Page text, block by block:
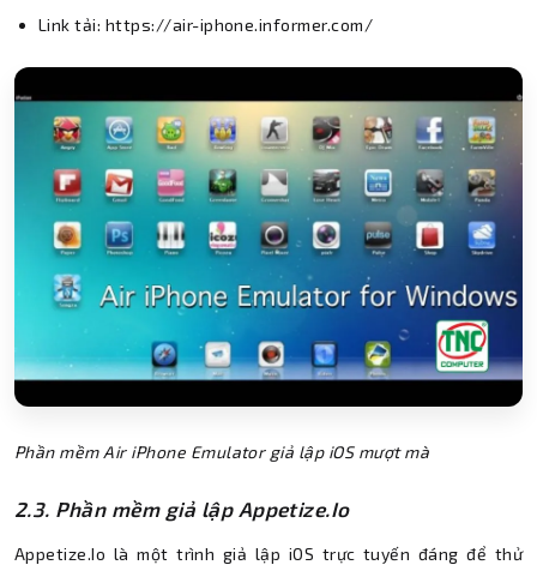
Link tải: https://air-iphone.informer.com/
Phần mềm Air iPhone Emulator giả lập iOS mượt mà
2.3. Phần mềm giả lập Appetize.Io
Appetize.Io là một trình giả lập iOS trực tuyến đáng để thử